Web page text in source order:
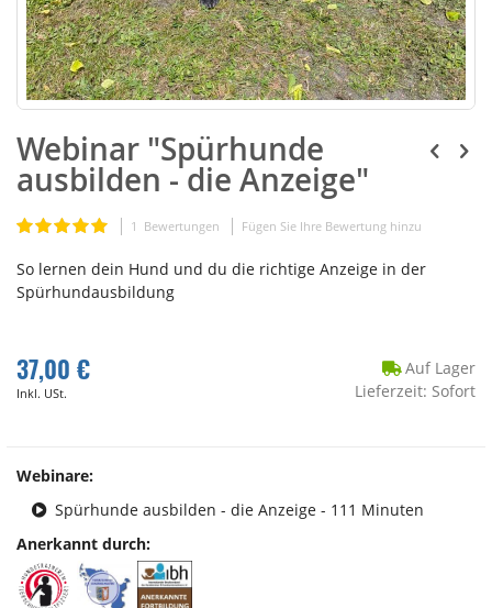
Webinar "Spürhunde
ausbilden - die Anzeige"
Bewertung: 1 Bewertungen Fügen Sie Ihre Bewertung hinzu
So lernen dein Hund und du die richtige Anzeige in der
Spürhundausbildung
37,00 €
Inkl. USt.
Auf Lager
Lieferzeit: Sofort
Webinare:
Spürhunde ausbilden - die Anzeige - 111 Minuten
Anerkannt durch: